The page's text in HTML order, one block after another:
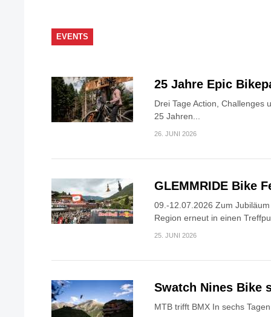
EVENTS
25 Jahre Epic
Drei Tage Action, Challenges
25 Jahren...
26. JUNI 2026
GLEMMRIDE Bike
09.-12.07.2026 Zum
Region erneut in einen
25. JUNI 2026
Swatch Nines Bike
MTB trifft BMX In sechs